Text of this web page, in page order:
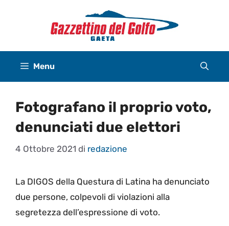
Menu
Fotografano il proprio voto,
denunciati due elettori
4 Ottobre 2021 di redazione
La DIGOS della Questura di Latina ha denunciato
due persone, colpevoli di violazioni alla
segretezza dell’espressione di voto.